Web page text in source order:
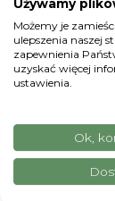
Używamy
Możemy je
ulepszenia naszej
zapewnienia
uzyskać więcej
ustawienia.
Ok,